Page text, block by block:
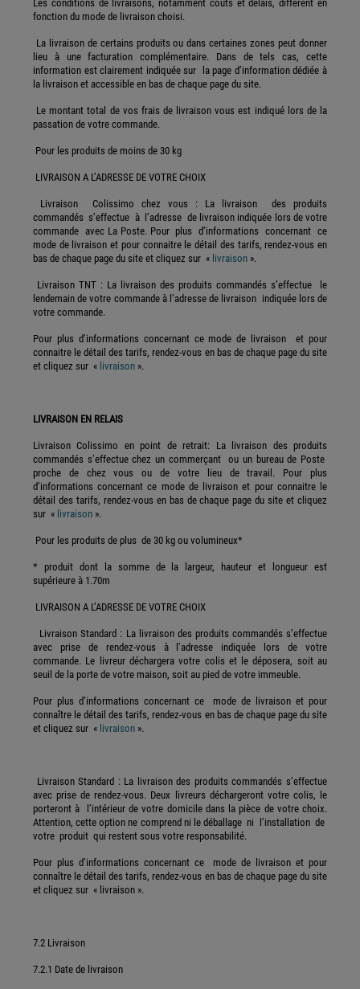
Les conditions de livraisons, notamment coûts et délais, diffèrent en
fonction du mode de livraison choisi.
La livraison de certains produits ou dans certaines zones peut donner
lieu à une facturation complémentaire. Dans de tels cas, cette
information est clairement indiquée sur la page d’information dédiée à
la livraison et accessible en bas de chaque page du site.
Le montant total de vos frais de livraison vous est indiqué lors de la
passation de votre commande.
Pour les produits de moins de 30 kg
LIVRAISON A L’ADRESSE DE VOTRE CHOIX
Livraison Colissimo chez vous : La livraison des produits
commandés s’effectue à l’adresse de livraison indiquée lors de votre
commande avec La Poste. Pour plus d’informations concernant ce
mode de livraison et pour connaitre le détail des tarifs, rendez-vous en
bas de chaque page du site et cliquez sur « livraison ».
Livraison TNT : La livraison des produits commandés s’effectue le
lendemain de votre commande à l’adresse de livraison indiquée lors de
votre commande.
Pour plus d’informations concernant ce mode de livraison et pour
connaitre le détail des tarifs, rendez-vous en bas de chaque page du site
et cliquez sur « livraison ».
LIVRAISON EN RELAIS
Livraison Colissimo en point de retrait: La livraison des produits
commandés s’effectue chez un commerçant ou un bureau de Poste
proche de chez vous ou de votre lieu de travail. Pour plus
d’informations concernant ce mode de livraison et pour connaitre le
détail des tarifs, rendez-vous en bas de chaque page du site et cliquez
sur « livraison ».
Pour les produits de plus de 30 kg ou volumineux*
* produit dont la somme de la largeur, hauteur et longueur est
supérieure à 1.70m
LIVRAISON A L’ADRESSE DE VOTRE CHOIX
Livraison Standard : La livraison des produits commandés s’effectue
avec prise de rendez-vous à l’adresse indiquée lors de votre
commande. Le livreur déchargera votre colis et le déposera, soit au
seuil de la porte de votre maison, soit au pied de votre immeuble.
Pour plus d’informations concernant ce mode de livraison et pour
connaître le détail des tarifs, rendez-vous en bas de chaque page du site
et cliquez sur « livraison ».
Livraison Standard : La livraison des produits commandés s’effectue
avec prise de rendez-vous. Deux livreurs déchargeront votre colis, le
porteront à l’intérieur de votre domicile dans la pièce de votre choix.
Attention, cette option ne comprend ni le déballage ni l’installation de
votre produit qui restent sous votre responsabilité.
Pour plus d’informations concernant ce mode de livraison et pour
connaître le détail des tarifs, rendez-vous en bas de chaque page du site
et cliquez sur « livraison ».
7.2 Livraison
7.2.1 Date de livraison